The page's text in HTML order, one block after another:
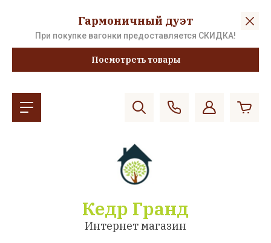
Гармоничный дуэт
При покупке вагонки предоставляется СКИДКА!
Посмотреть товары
Кедр Гранд
Интернет магазин